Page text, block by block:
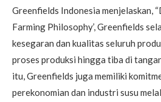
Greenfields Indonesia menjelaskan,
Farming Philosophy’, Greenfields
kesegaran dan kualitas seluruh
proses produksi hingga tiba di
itu, Greenfields juga memiliki
perekonomian dan industri susu